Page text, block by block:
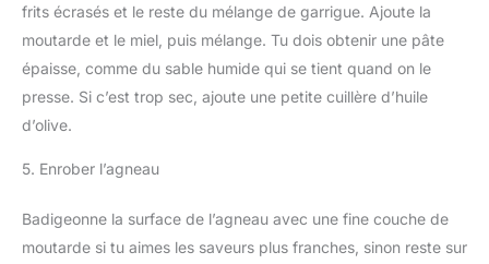
frits écrasés et le reste du mélange de garrigue. Ajoute la
moutarde et le miel, puis mélange. Tu dois obtenir une pâte
épaisse, comme du sable humide qui se tient quand on le
presse. Si c’est trop sec, ajoute une petite cuillère d’huile
d’olive.
5. Enrober l’agneau
Badigeonne la surface de l’agneau avec une fine couche de
moutarde si tu aimes les saveurs plus franches, sinon reste sur